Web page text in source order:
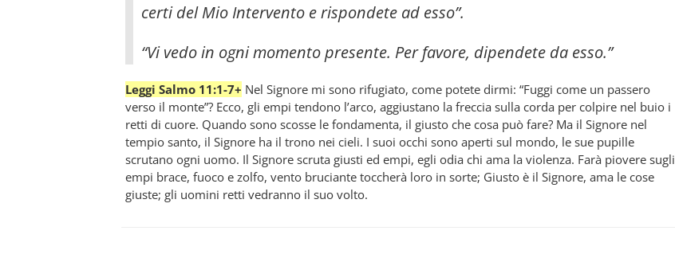
certi del Mio Intervento e rispondete ad esso”.
“Vi vedo in ogni momento presente. Per favore, dipendete da esso.”
Leggi Salmo 11:1-7+ Nel Signore mi sono rifugiato, come potete dirmi: “Fuggi come un passero
verso il monte”? Ecco, gli empi tendono l’arco, aggiustano la freccia sulla corda per colpire nel buio i
retti di cuore. Quando sono scosse le fondamenta, il giusto che cosa può fare? Ma il Signore nel
tempio santo, il Signore ha il trono nei cieli. I suoi occhi sono aperti sul mondo, le sue pupille
scrutano ogni uomo. Il Signore scruta giusti ed empi, egli odia chi ama la violenza. Farà piovere sugli
empi brace, fuoco e zolfo, vento bruciante toccherà loro in sorte; Giusto è il Signore, ama le cose
giuste; gli uomini retti vedranno il suo volto.